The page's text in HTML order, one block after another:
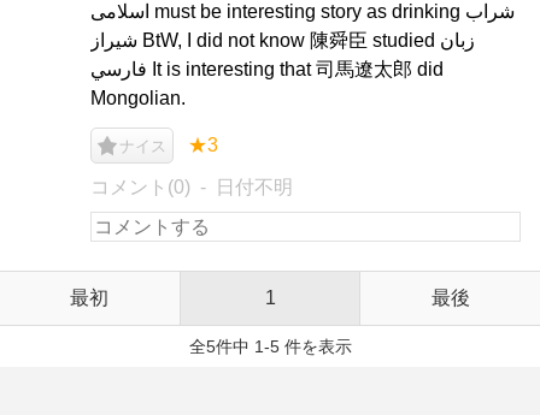
اسلامی must be interesting story as drinking شراب
شیراز BtW, I did not know 陳舜臣 studied زبان
فارسي It is interesting that 司馬遼太郎 did
Mongolian.
ナイス ★3
コメント(0) 日付不明
最初 1 最後
全5件中 1-5 件を表示